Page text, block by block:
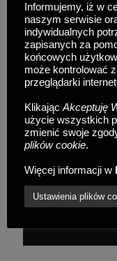
12 kwietnia
Informujemy, iż w
naszym serwisie
indywidualnych
zapisanych za
końcowych
może kontrolować
przeglądarki
Klikając Akceptuję
użycie wszystkich
zmienić swoje
plików cookie.
Więcej informacji w
Ustawienia plików